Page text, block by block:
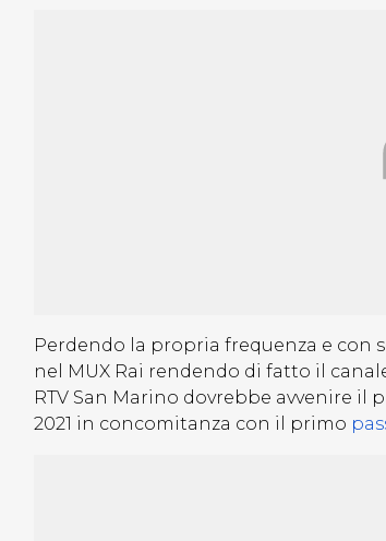
Perdendo la propria frequenza e con
nel MUX Rai rendendo di fatto il
RTV San Marino dovrebbe avvenire
2021 in concomitanza con il primo